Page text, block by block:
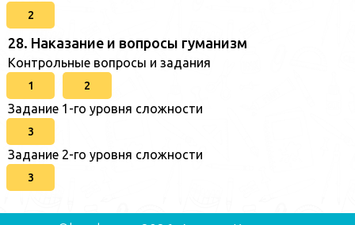
2
28. Наказание и вопросы гуманизм
Контрольные вопросы и задания
1 2
Задание 1-го уровня сложности
3
Задание 2-го уровня сложности
3